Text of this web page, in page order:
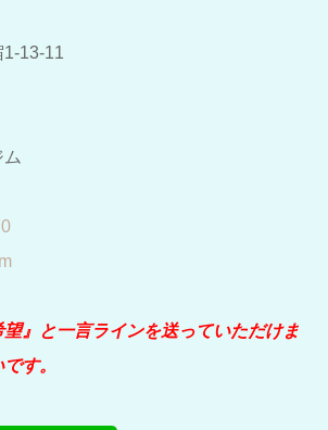
13-11
』と一言ラインを送っていただけま
す。